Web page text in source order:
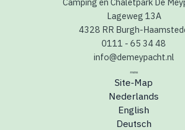
Lageweg 13A
4328 RR Burgh-
0111 - 65 34 48
info@demeypacht.nl
menu
Site-Map
Nederlands
English
Deutsch